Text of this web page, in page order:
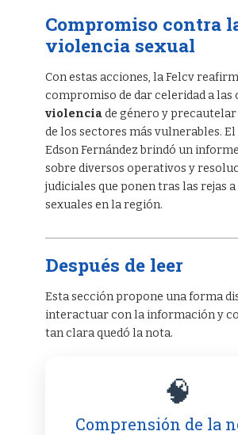
Compromiso contra
violencia sexual
Con estas acciones, la Felcv
compromiso de dar celeridad a las
violenciade género y precautelar
de los sectores más vulnerables.
Edson Fernández brindó un
sobre diversos operativos y
judiciales que ponen tras las rejas
sexuales en la región.
Después de leer
Esta sección propone una forma
interactuar con la información y
tan clara quedó la nota.
🧠
Comprensión de la